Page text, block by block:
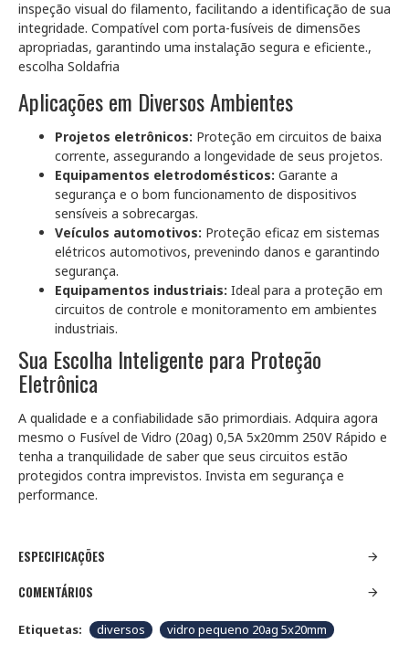
inspeção visual do filamento, facilitando a identificação de sua
integridade. Compatível com porta-fusíveis de dimensões
apropriadas, garantindo uma instalação segura e eficiente.,
escolha Soldafria
Aplicações em Diversos Ambientes
Projetos eletrônicos: Proteção em circuitos de baixa
corrente, assegurando a longevidade de seus projetos.
Equipamentos eletrodomésticos: Garante a
segurança e o bom funcionamento de dispositivos
sensíveis a sobrecargas.
Veículos automotivos: Proteção eficaz em sistemas
elétricos automotivos, prevenindo danos e garantindo
segurança.
Equipamentos industriais: Ideal para a proteção em
circuitos de controle e monitoramento em ambientes
industriais.
Sua Escolha Inteligente para Proteção
Eletrônica
A qualidade e a confiabilidade são primordiais. Adquira agora
mesmo o Fusível de Vidro (20ag) 0,5A 5x20mm 250V Rápido e
tenha a tranquilidade de saber que seus circuitos estão
protegidos contra imprevistos. Invista em segurança e
performance.
ESPECIFICAÇÕES
COMENTÁRIOS
Etiquetas: diversos vidro pequeno 20ag 5x20mm